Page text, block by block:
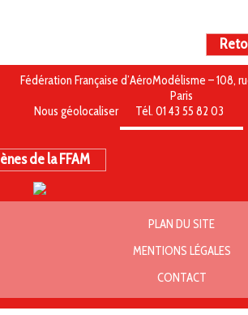
Fédération Française d’AéroModélisme – 108,
Paris
Nous géolocaliser
Tél. 01 43 55 82 03
de la FFAM
PLAN DU SITE
MENTIONS LÉGALES
CONTACT